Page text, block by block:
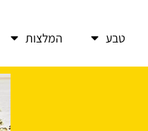
טבע המלצות